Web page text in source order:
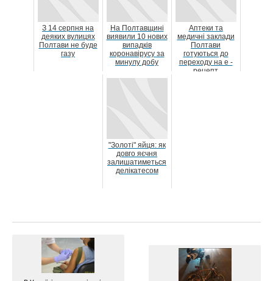
З 14 серпня на
деяких вулицях
Полтави не буде
газу
На Полтавщині
виявили 10 нових
випадків
коронавірусу за
минулу добу
Аптеки та
медичні заклади
Полтави
готуються до
переходу на е -
рецепт
"Золоті" яйця: як
довго яєчня
залишатиметься
делікатесом